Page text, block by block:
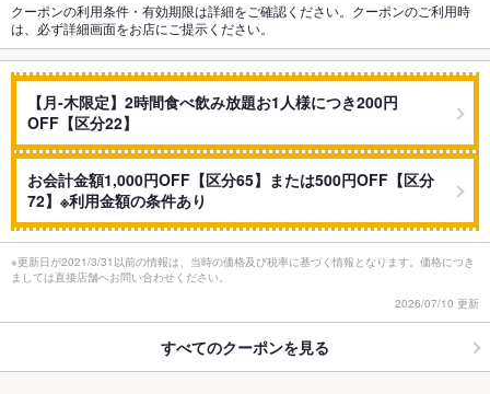
クーポンの利用条件・有効期限は詳細をご確認ください。クーポンのご利用時
は、必ず詳細画面をお店にご提示ください。
【月‐木限定】2時間食べ飲み放題お1人様につき200円
OFF【区分22】
お会計金額1,000円OFF【区分65】または500円OFF【区分
72】※利用金額の条件あり
※更新日が2021/3/31以前の情報は、当時の価格及び税率に基づく情報となります。価格につき
ましては直接店舗へお問い合わせください。
2026/07/10 更新
すべてのクーポンを見る